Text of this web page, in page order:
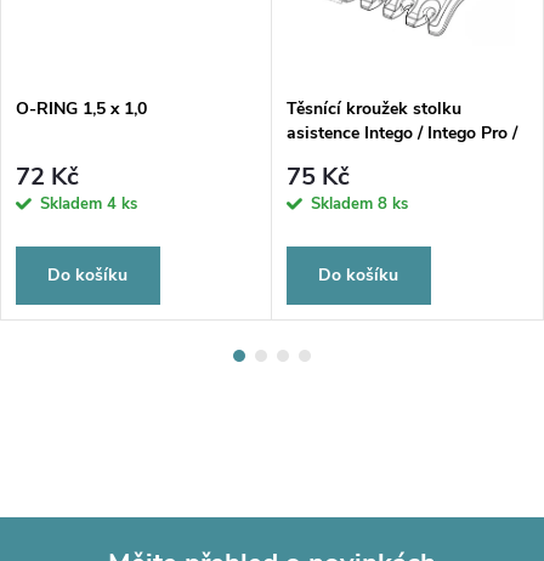
O-RING 1,5 x 1,0
72 Kč
Skladem 4 ks
Do košíku
Těsnící kroužek stolku
asistence Intego / Intego Pro /
75 Kč
Skladem 8 ks
Do košíku